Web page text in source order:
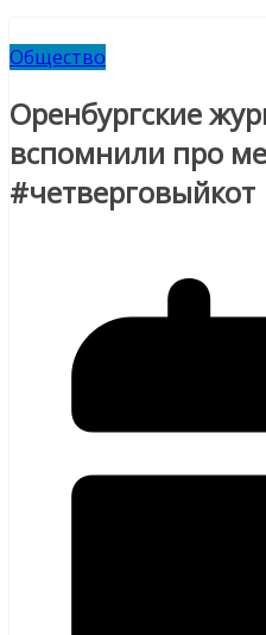
Общество
Оренбургские
вспомнили про
#четверговыйкот